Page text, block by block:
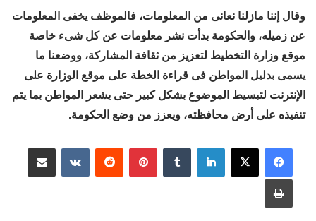
وقال إننا مازلنا نعانى من المعلومات، فالموظف يخفى المعلومات
عن زميله، والحكومة بدأت نشر معلومات عن كل شىء خاصة
موقع وزارة التخطيط لتعزيز من ثقافة المشاركة، ووضعنا ما
يسمى بدليل المواطن فى قراءة الخطة على موقع الوزارة على
الإنترنت لتبسيط الموضوع بشكل كبير حتى يشعر المواطن بما يتم
تنفيذه على أرض محافظته، ويعزز من وضع الحكومة.
لينكدإن بينتيريست
مشاركة عبر البريد
طباعة